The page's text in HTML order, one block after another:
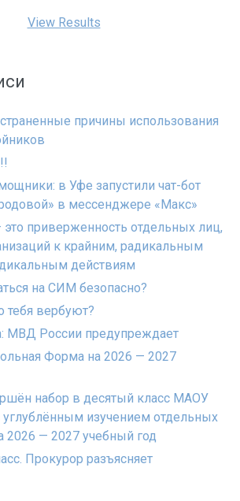
View Results
причины использования
в Уфе запустили чат-бот
в мессенджере «Макс»
приверженность отдельных лиц,
к крайним, радикальным
действиям
на СИМ безопасно?
тебя вербуют?
МВД России предупреждает
Форма на 2026 — 2027
набор в десятый класс МАОУ
изучением отдельных
2026 — 2027 учебный год
Прокурор разъясняет